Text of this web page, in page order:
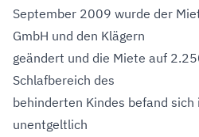
September 2009 wurde der
GmbH und den Klägern
geändert und die Miete auf
Schlafbereich des
behinderten Kindes befand
unentgeltlich